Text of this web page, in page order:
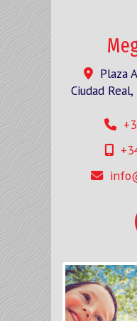
Plaza
Ciudad Real,
info